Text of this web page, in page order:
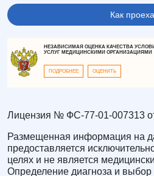
Как
НЕЗАВИСИМАЯ ОЦЕНКА КАЧЕСТВА
УСЛУГ МЕДИЦИНСКИМИ ОРГАНИЗАЦИЯМИ
ПОДРОБНЕЕ ОЦЕНИТЬ
Лицензия № ФС-77-01-007313
Размещенная информация на
предоставляется
целях и не является
Определение диагноза и выбор